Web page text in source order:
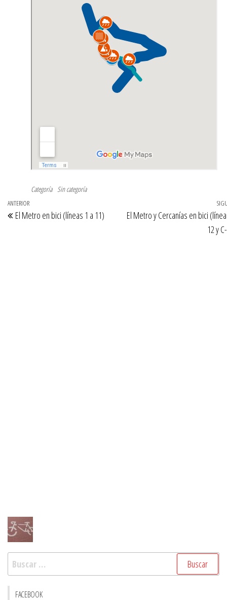
Categoría Sin categoría
Navegación
de
Entrada
anterior
ANTERIOR
El Metro en bici (líneas 1 a 11)
El Metro y Cercanías en bici
12 y
Buscar:
FACEBOOK